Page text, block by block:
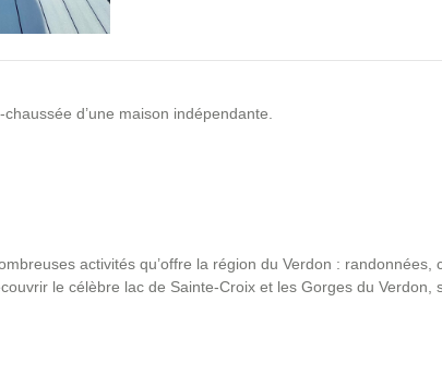
d’une maison indépendante.
activités qu’offre la région du Verdon : randonnées,
le célèbre lac de Sainte-Croix et les Gorges du Verdon,